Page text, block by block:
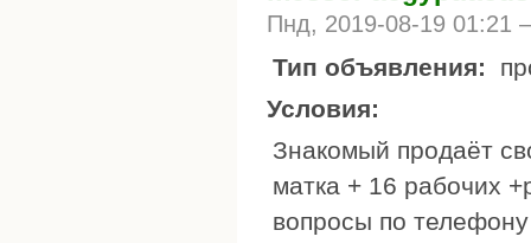
Пнд, 2019-08-19
Тип объявления:
Условия:
Знакомый продаёт
матка + 16 рабочих
вопросы по